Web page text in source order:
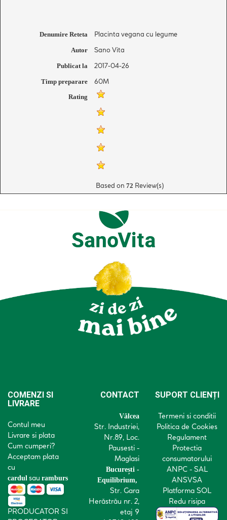
Denumire Reteta Placinta vegana cu legume
Autor Sano Vita
Publicat la 2017-04-26
Timp preparare 60M
Rating
Based on 72 Review(s)
COMENZI SI
LIVRARE
Contul meu
Livrare si plata
Cum cumperi?
Acceptam plata
cu
cardul sau ramburs
PRODUCATOR SI
CONTACT
Vâlcea
Str. Industriei,
Nr.89, Loc.
Pausesti -
Maglasi
București -
Equilibrium,
Str. Gara
Herăstrău nr. 2,
etaj 9
SUPORT CLIENȚI
Termeni si conditii
Politica de Cookies
Regulament
Protectia
consumatorului
ANPC - SAL
ANSVSA
Platforma SOL
Redu risipa